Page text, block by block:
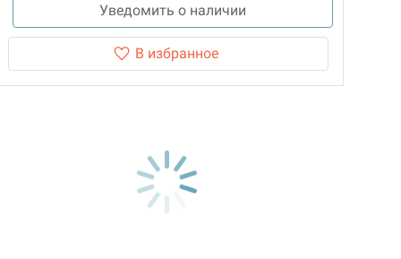
Уведомить о наличии
В избранное